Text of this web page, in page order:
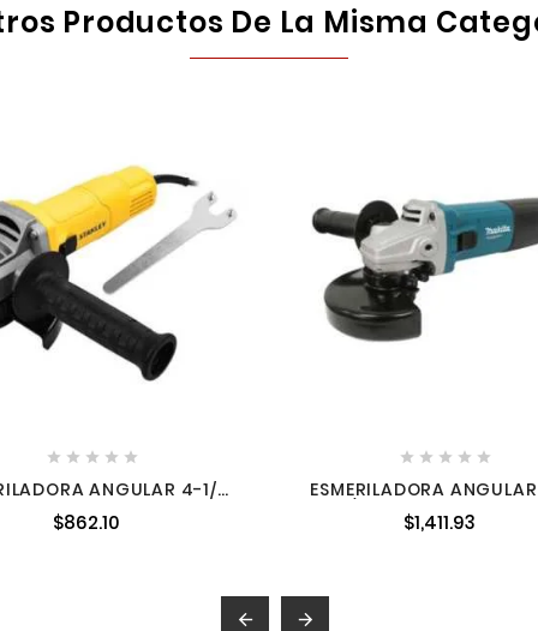
Productos De La Misma
    
ANGULAR 4-1/2"
W 12,000 RPM STANLEY
SG6115-B3
$862.10
    
ESMERILADORA
4-1/2" 850 W 11,000 RPM
DISCO MAKITA M9510B
$1,411.93
 